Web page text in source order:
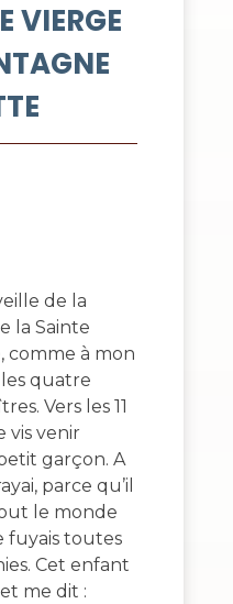
VIERGE
de la
la Sainte
comme à mon
quatre
Vers les 11
vis venir
garçon. A
parce qu’il
le monde
fuyais toutes
Cet enfant
me dit :